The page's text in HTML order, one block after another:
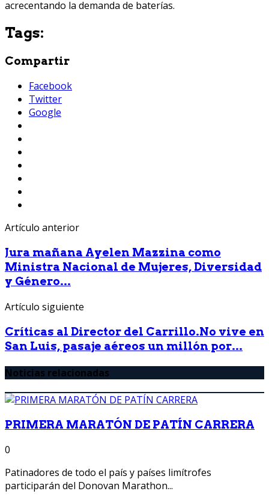
acrecentando la demanda de baterías.
Tags:
Compartir
Facebook
Twitter
Google
Artículo anterior
Jura mañana Ayelen Mazzina como
Ministra Nacional de Mujeres, Diversidad
y Género...
Artículo siguiente
Críticas al Director del Carrillo.No vive en
San Luis, pasaje aéreos un millón por...
Noticias relacionadas
PRIMERA MARATÓN DE PATÍN CARRERA
0
Patinadores de todo el país y países limítrofes
participarán del Donovan Marathon...